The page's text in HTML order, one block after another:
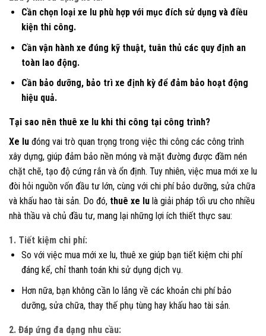
Cần chọn loại xe lu phù hợp với mục đích sử dụng và điều
kiện thi công.
Cần vận hành xe đúng kỹ thuật, tuân thủ các quy định an
toàn lao động.
Cần bảo dưỡng, bảo trì xe định kỳ để đảm bảo hoạt động
hiệu quả.
Tại sao nên thuê xe lu khi thi công tại công trình?
Xe lu đóng vai trò quan trọng trong việc thi công các công trình
xây dựng, giúp đảm bảo nền móng và mặt đường được đầm nén
chặt chẽ, tạo độ cứng rắn và ổn định. Tuy nhiên, việc mua mới xe lu
đòi hỏi nguồn vốn đầu tư lớn, cùng với chi phí bảo dưỡng, sửa chữa
và khấu hao tài sản. Do đó, thuê xe lu là giải pháp tối ưu cho nhiều
nhà thầu và chủ đầu tư, mang lại những lợi ích thiết thực sau:
1. Tiết kiệm chi phí:
So với việc mua mới xe lu, thuê xe giúp bạn tiết kiệm chi phí
đáng kể, chỉ thanh toán khi sử dụng dịch vụ.
Hơn nữa, bạn không cần lo lắng về các khoản chi phí bảo
dưỡng, sửa chữa, thay thế phụ tùng hay khấu hao tài sản.
2. Đáp ứng đa dạng nhu cầu: